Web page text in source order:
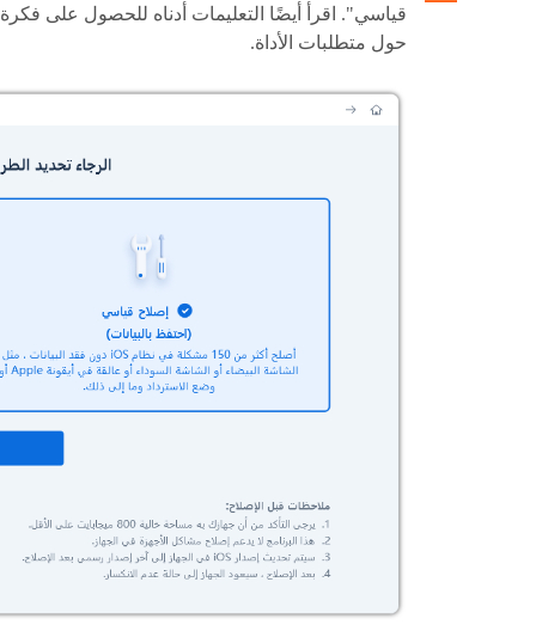
قياسي". اقرأ أيضًا التعليمات أدناه للحصول على فكرة
حول متطلبات الأداة.